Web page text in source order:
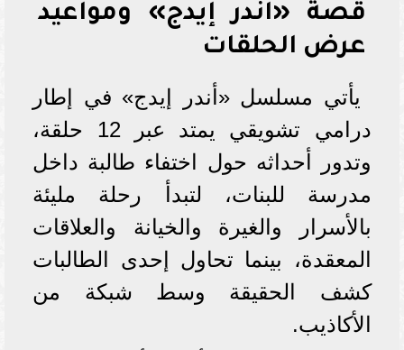
قصة «أندر إيدج» ومواعيد
عرض الحلقات
يأتي مسلسل «أندر إيدج» في إطار
درامي تشويقي يمتد عبر 12 حلقة،
وتدور أحداثه حول اختفاء طالبة داخل
مدرسة للبنات، لتبدأ رحلة مليئة
بالأسرار والغيرة والخيانة والعلاقات
المعقدة، بينما تحاول إحدى الطالبات
كشف الحقيقة وسط شبكة من
الأكاذيب.